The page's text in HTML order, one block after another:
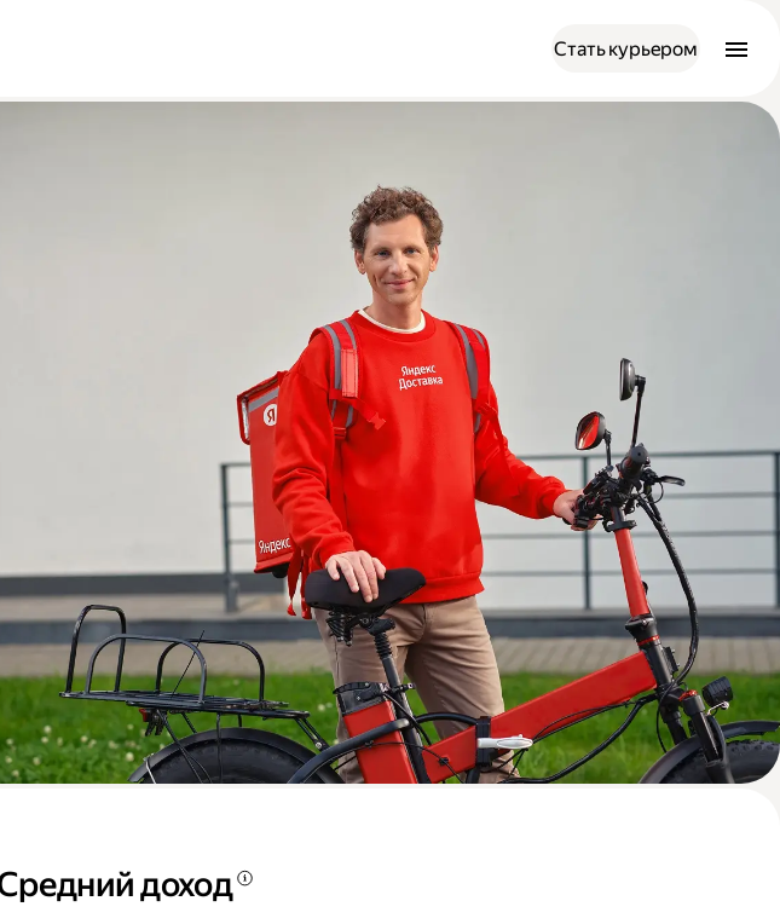
Стать курьером
доход